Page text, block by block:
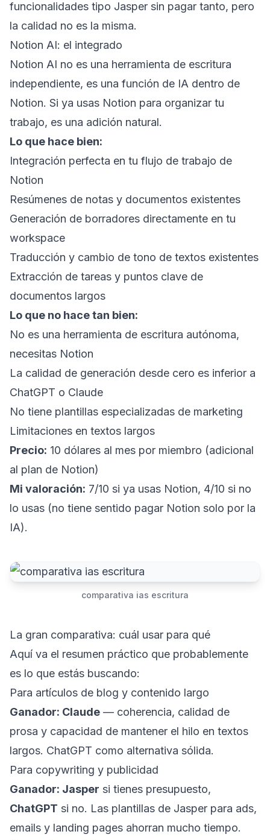
funcionalidades tipo Jasper sin pagar tanto, pero
la calidad no es la misma.
Notion AI: el integrado
Notion AI no es una herramienta de escritura
independiente, es una función de IA dentro de
Notion. Si ya usas Notion para organizar tu
trabajo, es una adición natural.
Lo que hace bien:
Integración perfecta en tu flujo de trabajo de
Notion
Resúmenes de notas y documentos existentes
Generación de borradores directamente en tu
workspace
Traducción y cambio de tono de textos existentes
Extracción de tareas y puntos clave de
documentos largos
Lo que no hace tan bien:
No es una herramienta de escritura autónoma,
necesitas Notion
La calidad de generación desde cero es inferior a
ChatGPT o Claude
No tiene plantillas especializadas de marketing
Limitaciones en textos largos
Precio: 10 dólares al mes por miembro (adicional
al plan de Notion)
Mi valoración: 7/10 si ya usas Notion, 4/10 si no
lo usas (no tiene sentido pagar Notion solo por la
IA).
comparativa ias escritura
La gran comparativa: cuál usar para qué
Aquí va el resumen práctico que probablemente
es lo que estás buscando:
Para artículos de blog y contenido largo
Ganador: Claude — coherencia, calidad de
prosa y capacidad de mantener el hilo en textos
largos. ChatGPT como alternativa sólida.
Para copywriting y publicidad
Ganador: Jasper si tienes presupuesto,
ChatGPT si no. Las plantillas de Jasper para ads,
emails y landing pages ahorran mucho tiempo.